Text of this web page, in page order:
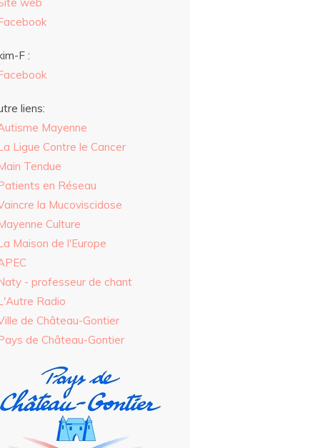
F :
liens:
Mayenne
Ligue Contre le Cancer
Tendue
en Réseau
la Mucoviscidose
Culture
Maison de l'Europe
- professeur de chant
Radio
de Château-Gontier
de Château-Gontier